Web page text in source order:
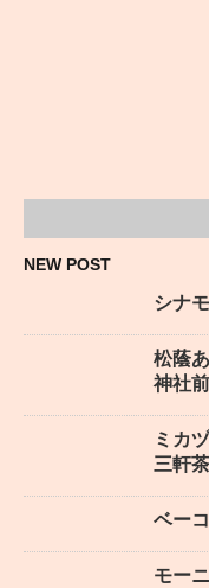
NEW POST
シナ
松蔭
神社前
ミカ
三軒
ベー
モー